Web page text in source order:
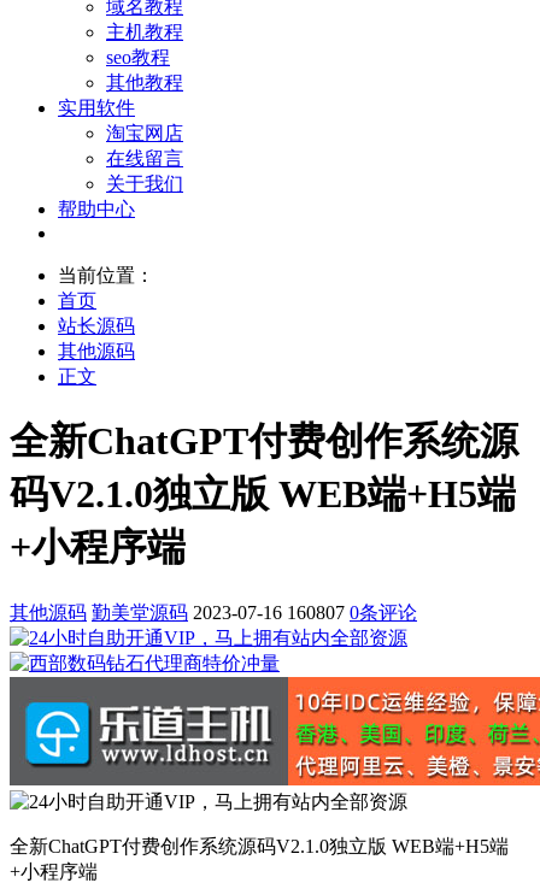
域名教程
主机教程
seo教程
其他教程
实用软件
淘宝网店
在线留言
关于我们
帮助中心
当前位置：
首页
站长源码
其他源码
正文
全新ChatGPT付费创作系统源
码V2.1.0独立版 WEB端+H5端
+小程序端
其他源码 勤美堂源码 2023-07-16 160807 0条评论
全新ChatGPT付费创作系统源码V2.1.0独立版 WEB端+H5端
+小程序端